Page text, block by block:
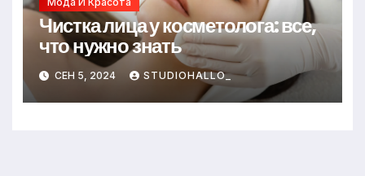
Чистка лица у косметолога: все,
что нужно знать
СЕН 5, 2024 STUDIOHALLO_